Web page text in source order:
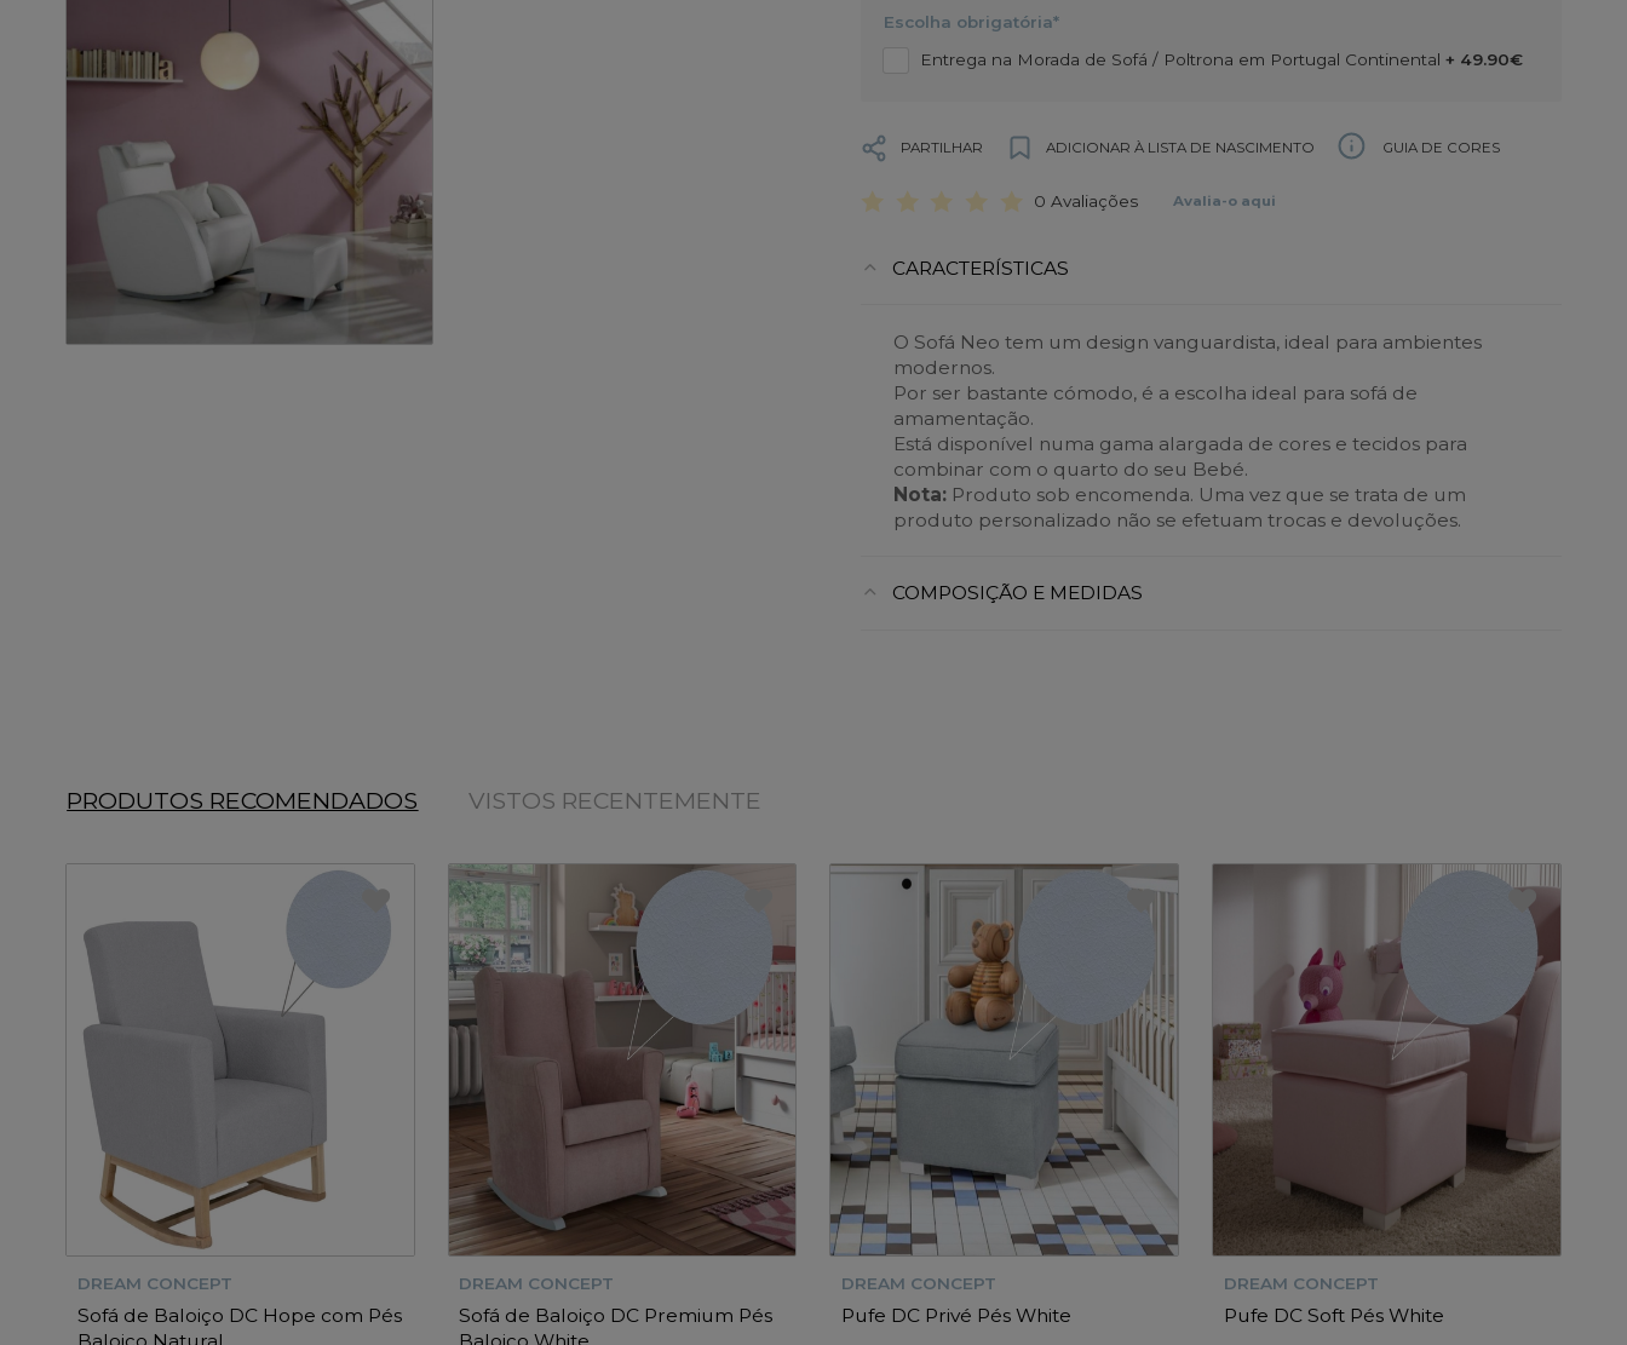
Escolha obrigatória*
Entrega na Morada de Sofá / Poltrona em Portugal Continental + 49.90€
PARTILHAR ADICIONAR À LISTA DE NASCIMENTO GUIA DE CORES
0 Avaliações Avalia-o aqui
CARACTERÍSTICAS
O Sofá Neo tem um design vanguardista, ideal para ambientes
modernos.
Por ser bastante cómodo, é a escolha ideal para sofá de
amamentação.
Está disponível numa gama alargada de cores e tecidos para
combinar com o quarto do seu Bebé.
Nota: Produto sob encomenda. Uma vez que se trata de um
produto personalizado não se efetuam trocas e devoluções.
COMPOSIÇÃO E MEDIDAS
PRODUTOS RECOMENDADOS VISTOS RECENTEMENTE
DREAM CONCEPT
Sofá de Baloiço DC Hope com Pés
DREAM CONCEPT
Sofá de Baloiço DC Premium Pés
DREAM CONCEPT
Pufe DC Privé Pés White
DREAM CONCEPT
Pufe DC Soft Pés White